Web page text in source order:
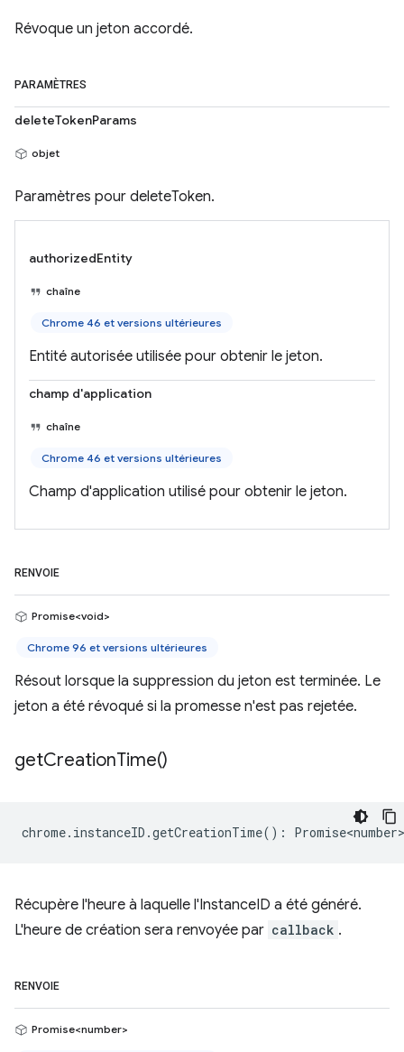
Révoque un jeton accordé.
PARAMÈTRES
deleteTokenParams
objet
Paramètres pour deleteToken.
authorizedEntity
chaîne
Chrome 46 et versions ultérieures
Entité autorisée utilisée pour obtenir le jeton.
champ d'application
chaîne
Chrome 46 et versions ultérieures
Champ d'application utilisé pour obtenir le jeton.
RENVOIE
Promise<void>
Chrome 96 et versions ultérieures
Résout lorsque la suppression du jeton est terminée. Le
jeton a été révoqué si la promesse n'est pas rejetée.
getCreationTime()
chrome. instanceID .getCreationTime() : Promise<number>
Récupère l'heure à laquelle l'InstanceID a été généré.
L'heure de création sera renvoyée par callback .
RENVOIE
Promise<number>